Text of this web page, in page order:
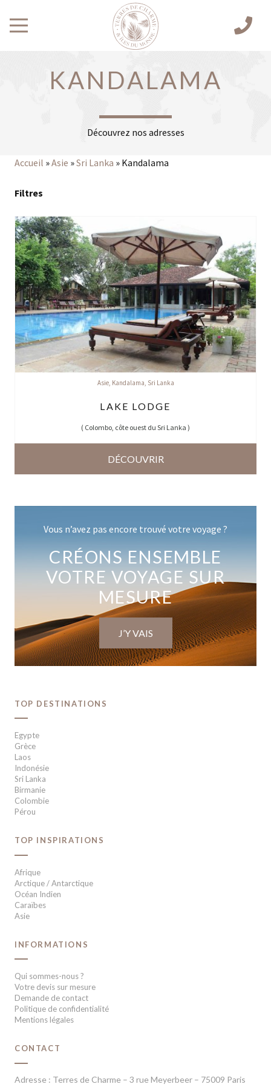
KANDALAMA
Découvrez nos adresses
Accueil »Asie »Sri Lanka » Kandalama
Filtres
Asie, Kandalama, Sri Lanka
LAKE LODGE
( Colombo, côte ouest du Sri Lanka )
DÉCOUVRIR
Vous n’avez pas encore trouvé votre voyage ?
CRÉONS ENSEMBLE
VOTRE VOYAGE SUR
MESURE
J’Y VAIS
TOP DESTINATIONS
Egypte
Grèce
Laos
Indonésie
Sri Lanka
Birmanie
Colombie
Pérou
TOP INSPIRATIONS
Afrique
Arctique / Antarctique
Océan Indien
Caraïbes
Asie
INFORMATIONS
Qui sommes-nous ?
Votre devis sur mesure
Demande de contact
Politique de confidentialité
Mentions légales
CONTACT
Adresse : Terres de Charme – 3 rue Meyerbeer – 75009 Paris